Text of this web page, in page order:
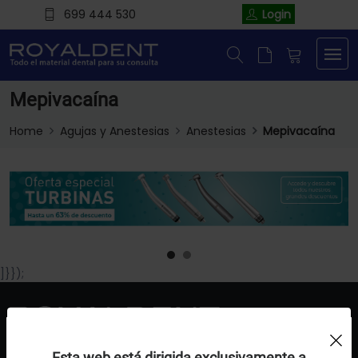
699 444 530 Login
Mepivacaína
Home Agujas y Anestesias Anestesias Mepivacaína
]}});